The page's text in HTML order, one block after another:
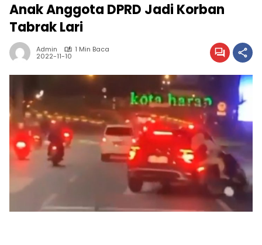
Anak Anggota DPRD Jadi Korban
Tabrak Lari
Admin 1 Min Baca
2022-11-10